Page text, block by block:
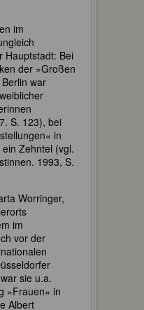
im
Hauptstadt: Bei
der »Großen
war
S. 123), bei
in
Zehntel (vgl.
1993, S.
Worringer,
im
vor der
sie u.a.
»Frauen« in
Albert